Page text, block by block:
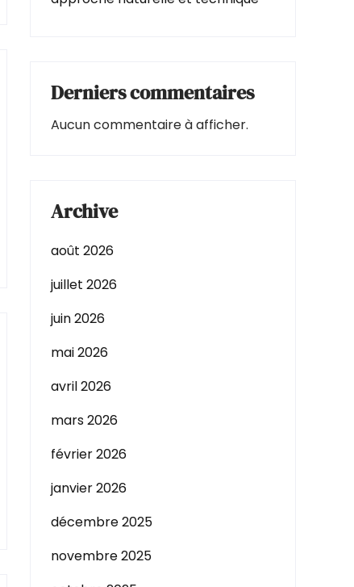
Derniers commentaires
Aucun commentaire à afficher.
Archive
août 2026
juillet 2026
juin 2026
mai 2026
avril 2026
mars 2026
février 2026
janvier 2026
décembre 2025
novembre 2025